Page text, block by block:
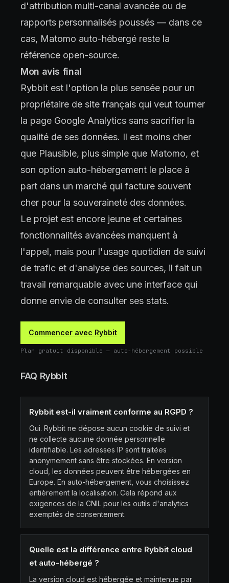
d'attribution multi-canal avancée ou de
rapports personnalisés poussés — dans ce
cas, Matomo auto-hébergé reste la
référence open-source.
Mon avis final
Rybbit est l'option la plus sensée pour un
propriétaire de site français qui veut tourner
la page Google Analytics sans sacrifier la
qualité de ses données. Il est moins cher
que Plausible, plus simple que Matomo, et
son option auto-hébergement le place à
part dans un marché qui facture souvent
cher pour la souveraineté des données.
Le projet est encore jeune et certaines
fonctionnalités avancées manquent à
l'appel, mais pour l'usage quotidien de suivi
de trafic et d'analyse des sources, il fait un
travail remarquable avec une interface qui
donne envie de consulter ses stats.
Commencer avec Rybbit
Plan gratuit disponible — auto-hébergement possible
FAQ Rybbit
Rybbit est-il vraiment conforme au RGPD ?
Oui. Rybbit ne dépose aucun cookie de suivi et
ne collecte aucune donnée personnelle
identifiable. Les adresses IP sont traitées
anonymement sans être stockées. En version
cloud, les données peuvent être hébergées en
Europe. En auto-hébergement, vous choisissez
entièrement la localisation. Cela répond aux
exigences de la CNIL pour les outils d'analytics
exemptés de consentement.
Quelle est la différence entre Rybbit cloud
et auto-hébergé ?
La version cloud est hébergée et maintenue par